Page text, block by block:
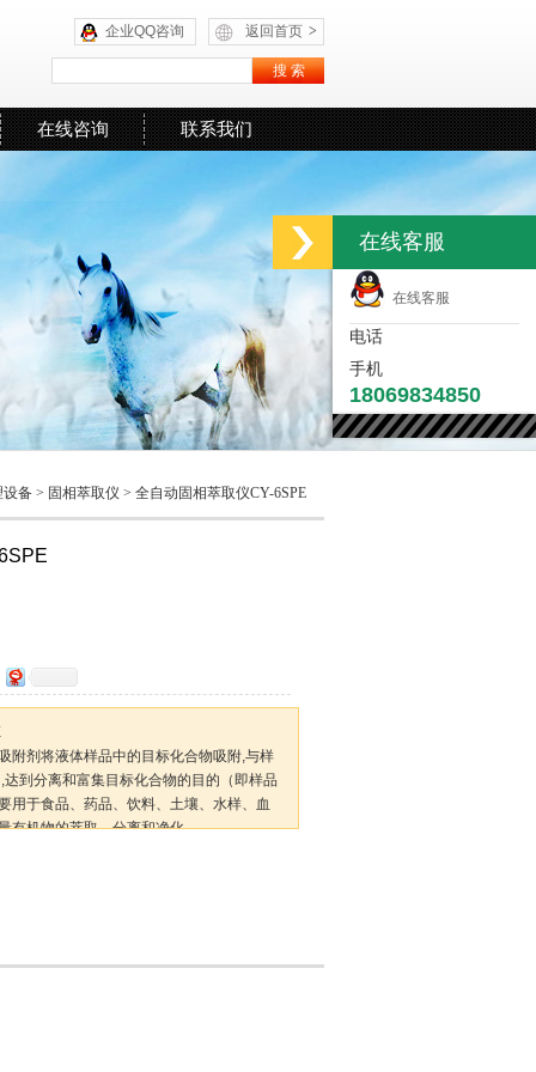
返回首页 >
企业QQ咨询
在线咨询 联系我们
设备 > 固相萃取仪 > 全自动固相萃取仪CY-6SPE
附剂将液体样品中的目标化合物吸附,与样
到分离和富集目标化合物的目的（即样品
用于食品、药品、饮料、土壤、水样、血
有机物的萃取、分离和净化。
在线客服
在线客服
电话
手机
18069834850